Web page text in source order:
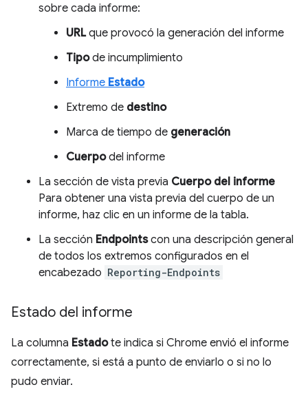
sobre cada informe:
URLque provocó la generación del informe
Tipode incumplimiento
Informe Estado
Extremo de destino
Marca de tiempo de generación
Cuerpodel informe
La sección de vista previa Cuerpo del informe
Para obtener una vista previa del cuerpo de un
informe, haz clic en un informe de la tabla.
La sección Endpointscon una descripción general
de todos los extremos configurados en el
encabezado Reporting-Endpoints
Estado del informe
La columna Estadote indica si Chrome envió el informe
correctamente, si está a punto de enviarlo o si no lo
pudo enviar.